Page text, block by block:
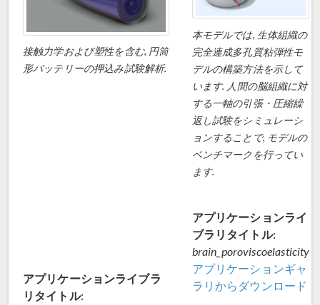
接触力学および塑性を含む, 円筒
形バッテリーの押込み試験解析.
アプリケーションライブラ
リタイトル:
本モデルでは, 生体組織の
完全連成多孔質粘弾性モ
デルの構築方法を示して
います. 人間の脳組織に対
する一軸の引張・圧縮繰
返し試験をシミュレーシ
ョンすることで, モデルの
ベンチマークを行ってい
ます.
アプリケーションライ
ブラリタイトル:
brain_poroviscoelasticity
アプリケーションギャ
ラリからダウンロード